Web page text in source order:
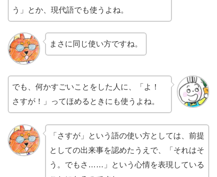
う」とか、現代語でも使うよね。
まさに同じ使い方ですね。
でも、何かすごいことをした人に、「よ！
さすが！」ってほめるときにも使うよね。
「さすが」という語の使い方としては、前提
としての出来事を認めたうえで、「それはそ
う。でもさ……」という心情を表現している